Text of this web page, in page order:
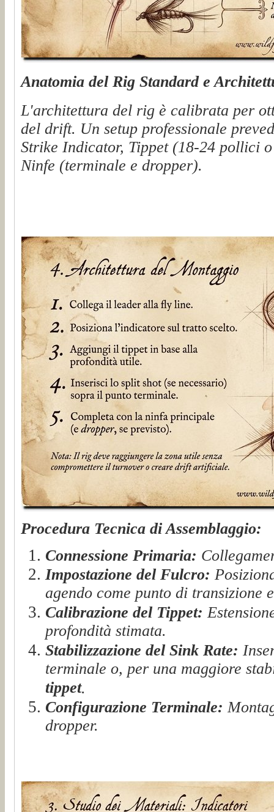
Anatomia del Rig Standard e
L'architettura del rig è calibrata per
del drift. Un setup professionale
Strike Indicator, Tippet (18-24 pollici
Ninfe (terminale e dropper).
Procedura Tecnica di Assemblaggio:
Connessione Primaria:
Impostazione del Fulcro:
agendo come punto di transizione
Calibrazione del Tippet:
profondità stimata.
Stabilizzazione del Sink Rate:
terminale o, per una maggiore
tippet.
Configurazione Terminale:
dropper.